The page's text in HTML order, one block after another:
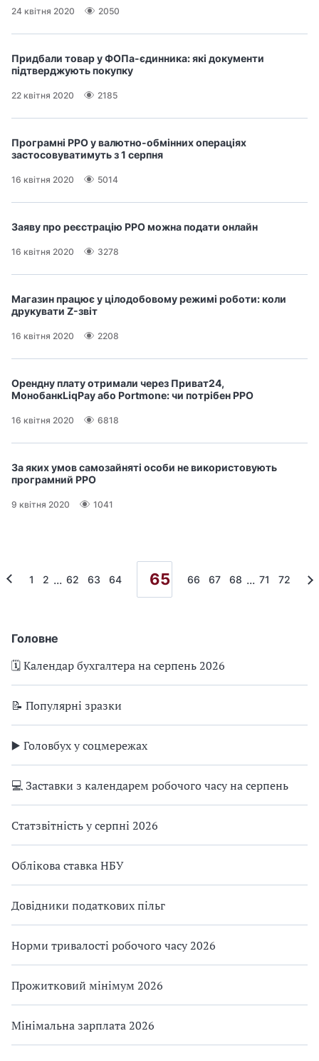
Головне
🗓️ Календар бухгалтера на серпень 2026
📝 Популярні зразки
▶️ Головбух у соцмережах
💻 Заставки з календарем робочого часу на серпень
Статзвітність у серпні 2026
Облікова ставка НБУ
Довідники податкових пільг
Норми тривалості робочого часу 2026
Прожитковий мінімум 2026
Мінімальна зарплата 2026
24 квітня 2020 2050
Придбали товар у ФОПа-єдинника: які документи
підтверджують покупку
22 квітня 2020 2185
Програмні РРО у валютно-обмінних операціях
застосовуватимуть з 1 серпня
16 квітня 2020 5014
Заяву про реєстрацію РРО можна подати онлайн
16 квітня 2020 3278
Магазин працює у цілодобовому режимі роботи: коли
друкувати Z-звіт
16 квітня 2020 2208
Орендну плату отримали через Приват24,
МонобанкLiqPay або Portmone: чи потрібен РРО
16 квітня 2020 6818
За яких умов самозайняті особи не використовують
програмний РРО
9 квітня 2020 1041
1 2 ... 62 63 64 65 66 67 68 ... 71 72